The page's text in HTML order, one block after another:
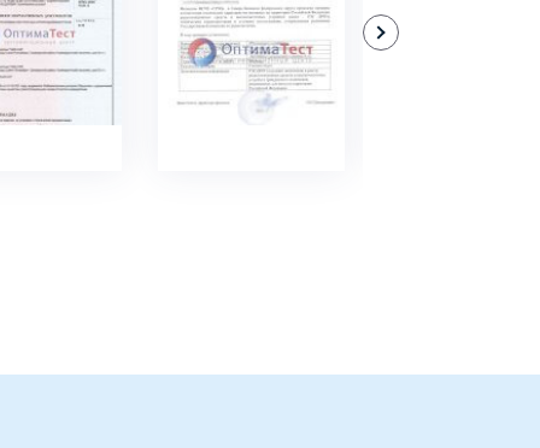
ПОДРОБНЕЕ